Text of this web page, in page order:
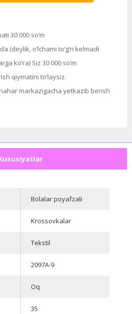
30 000 so‘m
(deylik, o‘lchami to‘g‘ri kelmadi
ko‘ra) Siz 30 000 so‘m
qiymatini to‘laysiz.
markazigacha yetkazib berish
Bolalar poyafzali
Krossovkalar
Tekstil
2097A-9
Oq
35